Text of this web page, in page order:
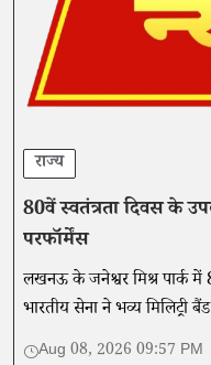
राज्य
80वें स्वतंत्रता दिवस के उपलक्ष्य में लखनऊ
परफॉर्मेंस
लखनऊ के जनेश्वर मिश्र पार्क में
भारतीय सेना ने भव्य मिलिट्री
ने दर्शकों का दिल जीता।
Aug 08, 2026 09:57 PM